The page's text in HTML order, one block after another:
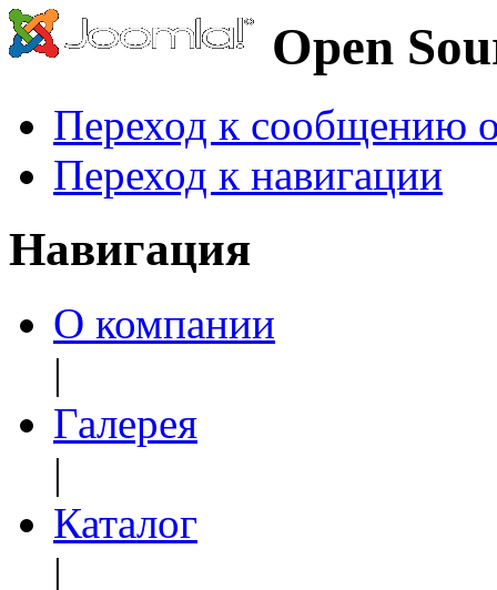
Open
Переход к сообщению
Переход к навигации
Навигация
О компании
|
Галерея
|
Каталог
|